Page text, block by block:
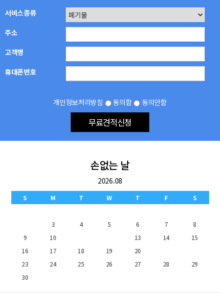
서비스종류
주소
고객명
휴대폰번호
개인정보처리방침 동의함 동의안함
무료견적신청
손없는 날
2026.08
S M T W T F
S
3 4 5 6 7
8
9
10 13 14
15
16
17 18 19 20
23
24 25 26 27 28
29
30